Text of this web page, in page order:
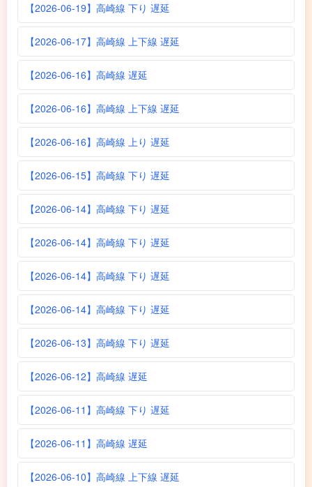
【2026-06-19】高崎線 下り 遅延
【2026-06-17】高崎線 上下線 遅延
【2026-06-16】高崎線 遅延
【2026-06-16】高崎線 上下線 遅延
【2026-06-16】高崎線 上り 遅延
【2026-06-15】高崎線 下り 遅延
【2026-06-14】高崎線 下り 遅延
【2026-06-14】高崎線 下り 遅延
【2026-06-14】高崎線 下り 遅延
【2026-06-14】高崎線 下り 遅延
【2026-06-13】高崎線 下り 遅延
【2026-06-12】高崎線 遅延
【2026-06-11】高崎線 下り 遅延
【2026-06-11】高崎線 遅延
【2026-06-10】高崎線 上下線 遅延